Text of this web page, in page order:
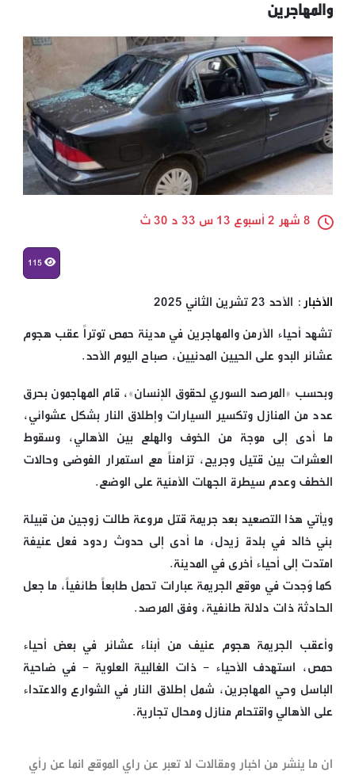
والمهاجرين
8 شهر 2 أسبوع 13 س 33 د 30 ث
115
الأخبار: الأحد 23 تشرين الثاني 2025
تشهد أحياء الأرمن والمهاجرين في مدينة حمص توتراً عقب هجوم
عشائر البدو على الحيين المدنيين، صباح اليوم الأحد.
وبحسب «المرصد السوري لحقوق الإنسان»، قام المهاجمون بحرق
عدد من المنازل وتكسير السيارات وإطلاق النار بشكل عشوائي،
ما أدى إلى موجة من الخوف والهلع بين الأهالي، وسقوط
العشرات بين قتيل وجريح، تزامناً مع استمرار الفوضى وحالات
الخطف وعدم سيطرة الجهات الأمنية على الوضع.
ويأتي هذا التصعيد بعد جريمة قتل مروعة طالت زوجين من قبيلة
بني خالد في بلدة زيدل، ما أدى إلى حدوث ردود فعل عنيفة
امتدت إلى أحياء أخرى في المدينة.
كما وُجدت في موقع الجريمة عبارات تحمل طابعاً طائفياً، ما جعل
الحادثة ذات دلالة طائفية، وفق المرصد.
وأعقب الجريمة هجوم عنيف من أبناء عشائر في بعض أحياء
حمص، استهدف الأحياء - ذات الغالبية العلوية - في ضاحية
الباسل وحي المهاجرين، شمل إطلاق النار في الشوارع والاعتداء
على الأهالي واقتحام منازل ومحال تجارية.
ان ما ينشر من اخبار ومقالات لا تعبر عن راي الموقع انما عن رأي